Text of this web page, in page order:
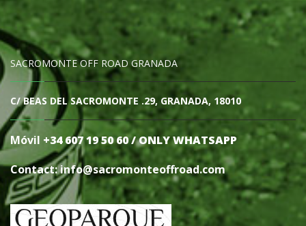
SACROMONTE OFF ROAD GRANADA
C/ BEAS DEL SACROMONTE .29, GRANADA, 18010
Móvil +34 607 19 50 60 / ONLY WHATSAPP
Contact: info@sacromonteoffroad.com